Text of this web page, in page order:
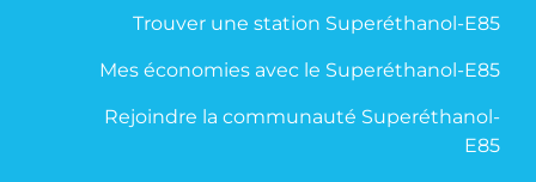
Trouver une station Superéthanol-E85
Mes économies avec le Superéthanol-E85
Rejoindre la communauté Superéthanol-
E85